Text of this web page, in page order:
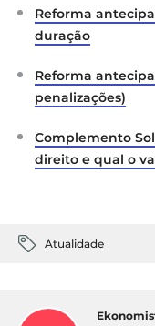
Reforma
duração
Reforma
penalizações)
Complemento
direito e qual o
Atualidade